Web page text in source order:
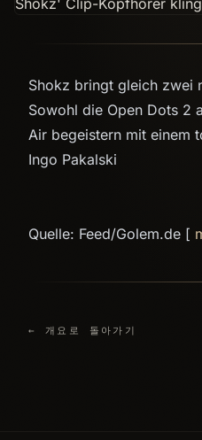
Shokz bringt gleich zwei
Sowohl die Open Dots 2
Air begeistern mit einem
Ingo Pakalski
Quelle: Feed/Golem.de [
← 개요로 돌아가기